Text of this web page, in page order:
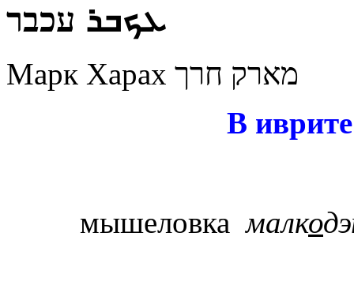
ܥܟܒܪ עכבר
Марк Харах מארק חרך
В
мышеловкамалко